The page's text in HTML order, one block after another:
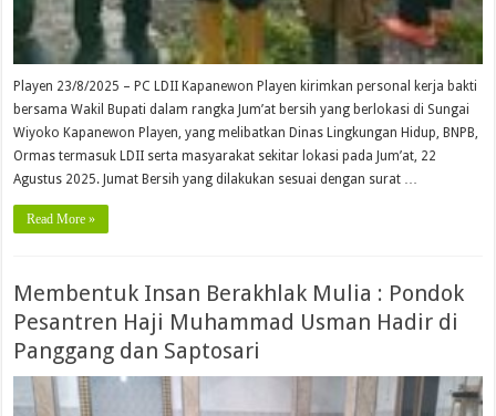
Playen 23/8/2025 – PC LDII Kapanewon Playen kirimkan personal kerja bakti
bersama Wakil Bupati dalam rangka Jum’at bersih yang berlokasi di Sungai
Wiyoko Kapanewon Playen, yang melibatkan Dinas Lingkungan Hidup, BNPB,
Ormas termasuk LDII serta masyarakat sekitar lokasi pada Jum’at, 22
Agustus 2025. Jumat Bersih yang dilakukan sesuai dengan surat …
Read More »
Membentuk Insan Berakhlak Mulia : Pondok
Pesantren Haji Muhammad Usman Hadir di
Panggang dan Saptosari